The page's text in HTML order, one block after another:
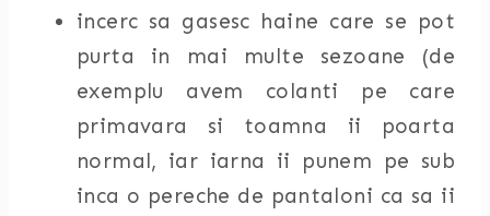
incerc sa gasesc haine care se pot
purta in mai multe sezoane (de
exemplu avem colanti pe care
primavara si toamna ii poarta
normal, iar iarna ii punem pe sub
inca o pereche de pantaloni ca sa ii